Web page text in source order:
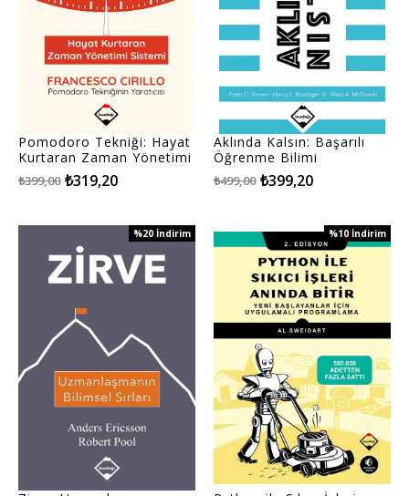
Pomodoro Tekniği: Hayat
Kurtaran Zaman Yönetimi
Sistemi₺319,20
₺399,00
Aklında Kalsın: Başarılı
Öğrenme Bilimi
₺399,20
₺499,00
%20 İndirim
%10 İndirim
%10İndirim